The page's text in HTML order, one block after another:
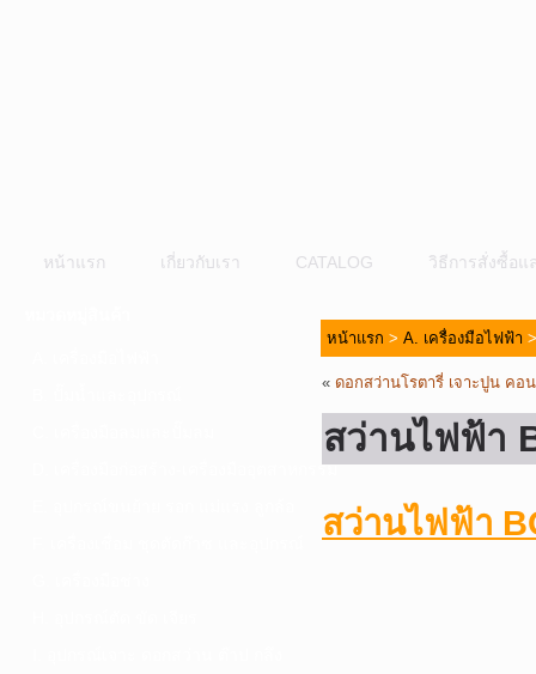
หน้าแรก เกี่ยวกับเรา CATALOG วิธีการสั่งซื้อแ
D. เครื่องมือก่อสร้าง-เครื่องมืออุตสาหกรรม
หน้าแรก > A. เครื่องมือไฟฟ้า
« ดอกสว่านโรตารี่ เจาะปูน คอ
สว่านไฟฟ้า
สว่านไฟฟ้า